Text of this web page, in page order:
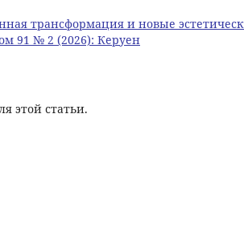
трансформация и новые
91 № 2 (2026): Керуен
этой статьи.